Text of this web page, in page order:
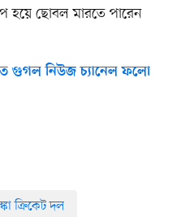
হয়ে ছোবল মারতে পারেন
গুগল নিউজ চ্যানেল ফলো
ক্রিকেট দল